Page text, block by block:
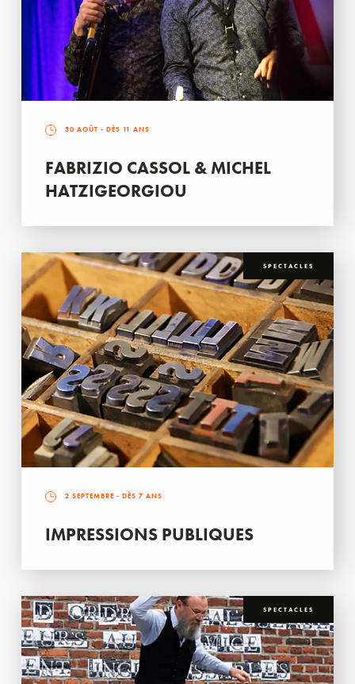
30 AOÛT - DÈS 11 ANS
FABRIZIO CASSOL & MICHEL
HATZIGEORGIOU
SPECTACLES
2 SEPTEMBRE - DÈS 7 ANS
IMPRESSIONS PUBLIQUES
SPECTACLES